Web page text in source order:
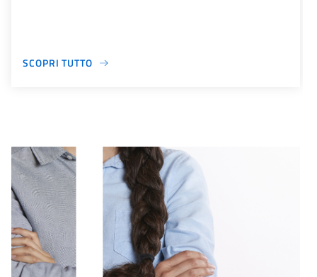
SCOPRI TUTTO